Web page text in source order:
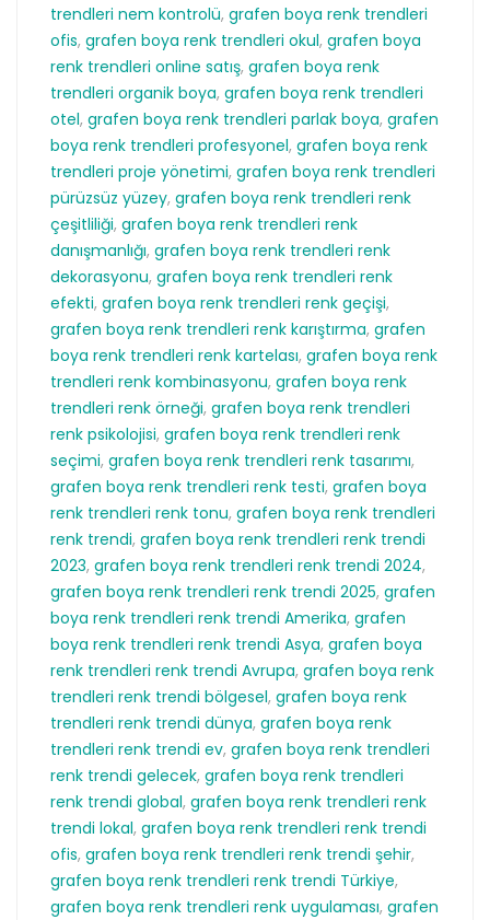
trendleri nem kontrolü, grafen boya renk trendleri
ofis, grafen boya renk trendleri okul, grafen boya
renk trendleri online satış, grafen boya renk
trendleri organik boya, grafen boya renk trendleri
otel, grafen boya renk trendleri parlak boya, grafen
boya renk trendleri profesyonel, grafen boya renk
trendleri proje yönetimi, grafen boya renk trendleri
pürüzsüz yüzey, grafen boya renk trendleri renk
çeşitliliği, grafen boya renk trendleri renk
danışmanlığı, grafen boya renk trendleri renk
dekorasyonu, grafen boya renk trendleri renk
efekti, grafen boya renk trendleri renk geçişi,
grafen boya renk trendleri renk karıştırma, grafen
boya renk trendleri renk kartelası, grafen boya renk
trendleri renk kombinasyonu, grafen boya renk
trendleri renk örneği, grafen boya renk trendleri
renk psikolojisi, grafen boya renk trendleri renk
seçimi, grafen boya renk trendleri renk tasarımı,
grafen boya renk trendleri renk testi, grafen boya
renk trendleri renk tonu, grafen boya renk trendleri
renk trendi, grafen boya renk trendleri renk trendi
2023, grafen boya renk trendleri renk trendi 2024,
grafen boya renk trendleri renk trendi 2025, grafen
boya renk trendleri renk trendi Amerika, grafen
boya renk trendleri renk trendi Asya, grafen boya
renk trendleri renk trendi Avrupa, grafen boya renk
trendleri renk trendi bölgesel, grafen boya renk
trendleri renk trendi dünya, grafen boya renk
trendleri renk trendi ev, grafen boya renk trendleri
renk trendi gelecek, grafen boya renk trendleri
renk trendi global, grafen boya renk trendleri renk
trendi lokal, grafen boya renk trendleri renk trendi
ofis, grafen boya renk trendleri renk trendi şehir,
grafen boya renk trendleri renk trendi Türkiye,
grafen boya renk trendleri renk uygulaması, grafen